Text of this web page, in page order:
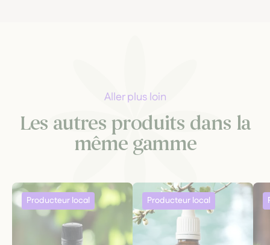
Aller plus loin
Les autres produits dans la
même gamme